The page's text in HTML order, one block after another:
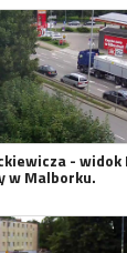
- widok
w Malborku.